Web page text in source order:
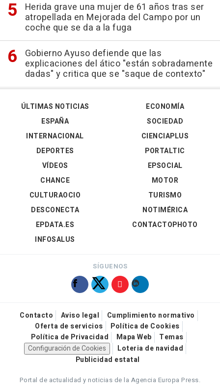
Herida grave una mujer de 61 años tras ser
atropellada en Mejorada del Campo por un
coche que se da a la fuga
Gobierno Ayuso defiende que las
explicaciones del ático "están sobradamente
dadas" y critica que se "saque de contexto"
ÚLTIMAS NOTICIAS
ESPAÑA
INTERNACIONAL
DEPORTES
VÍDEOS
ECONOMÍA
SOCIEDAD
CIENCIAPLUS
PORTALTIC
EPSOCIAL
CHANCE
CULTURAOCIO
DESCONECTA
EPDATA.ES
INFOSALUS
MOTOR
TURISMO
NOTIMÉRICA
CONTACTOPHOTO
SÍGUENOS
Contacto Aviso legal
Cumplimiento normativo
Oferta de servicios
Política de Cookies
Política de Privacidad
Mapa Web
Temas
Configuración de Cookies
Loteria de navidad
Publicidad estatal
Portal de actualidad y noticias de la Agencia Europa Press.